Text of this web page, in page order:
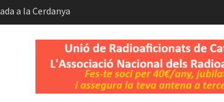
a la Cerdanya
i del Dia
Helmholtz